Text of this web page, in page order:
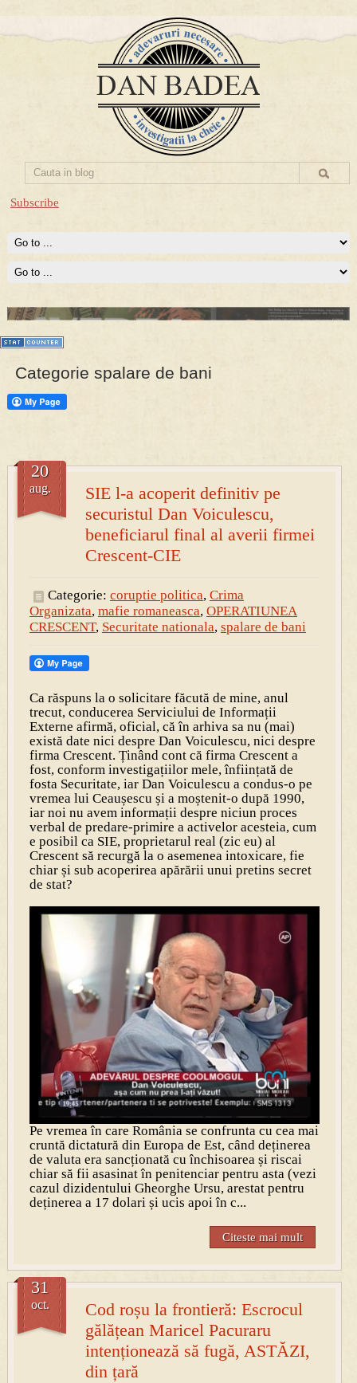
Subscribe
Prima mea carte publicata (Nemira)
Averea Presedintelui: prima lucrare despre controversatele
conturi secrete ale Securitatii.
Categorie spalare de bani
SIE l-a acoperit definitiv pe
securistul Dan Voiculescu,
beneficiarul final al averii firmei
Crescent-CIE
20
aug.
Categorie: coruptie politica, Crima
Organizata, mafie romaneasca, OPERATIUNEA
CRESCENT, Securitate nationala, spalare de bani
Ca răspuns la o solicitare făcută de mine, anul
trecut, conducerea Serviciului de Informații
Externe afirmă, oficial, că în arhiva sa nu (mai)
există date nici despre Dan Voiculescu, nici despre
firma Crescent. Ținând cont că firma Crescent a
fost, conform investigațiilor mele, înființată de
fosta Securitate, iar Dan Voiculescu a condus-o pe
vremea lui Ceaușescu și a moștenit-o după 1990,
iar noi nu avem informații despre niciun proces
verbal de predare-primire a activelor acesteia, cum
e posibil ca SIE, proprietarul real (zic eu) al
Crescent să recurgă la o asemenea intoxicare, fie
chiar și sub acoperirea apărării unui pretins secret
de stat?
Pe vremea în care România se confrunta cu cea mai
cruntă dictatură din Europa de Est, când deținerea
de valuta era sancționată cu închisoarea și riscai
chiar să fii asasinat în penitenciar pentru asta (vezi
cazul dizidentului Gheorghe Ursu, arestat pentru
deținerea a 17 dolari și ucis apoi în c...
Citeste mai mult
Cod roșu la frontieră: Escrocul
gălățean Maricel Pacuraru
intenționează să fugă, ASTĂZI,
din țară
31
oct.